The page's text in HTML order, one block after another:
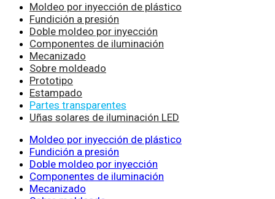
Moldeo por inyección de plástico
Fundición a presión
Doble moldeo por inyección
Componentes de iluminación
Mecanizado
Sobre moldeado
Prototipo
Estampado
Partes transparentes
Uñas solares de iluminación LED
Moldeo por inyección de plástico
Fundición a presión
Doble moldeo por inyección
Componentes de iluminación
Mecanizado